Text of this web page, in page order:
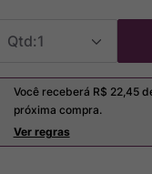
1
Você receberá R$ 22,45
próxima compra.
Ver regras